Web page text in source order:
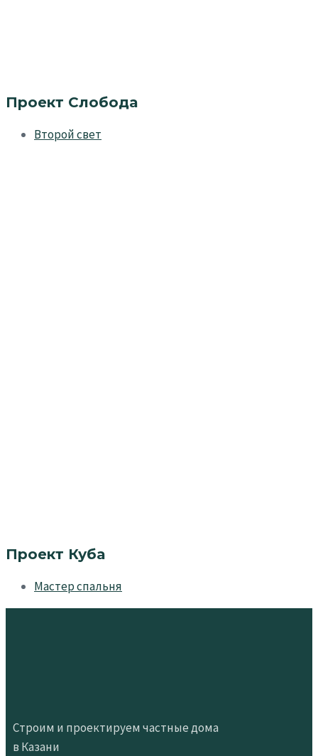
Проект Слобода
Второй свет
Проект Куба
Мастер спальня
Строим и проектируем частные дома
в Казани